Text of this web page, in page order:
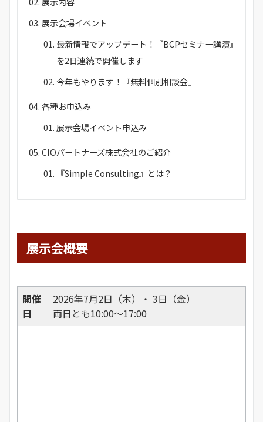
展示会場イベント
最新情報でアップデート！『BCPセミナー講演』
を2日連続で開催します
今年もやります！『無料個別相談会』
各種お申込み
展示会場イベント申込み
CIOパートナーズ株式会社のご紹介
『Simple Consulting』とは？
展示会概要
開催
日
2026年7月2日（木）・ 3日（金）
両日とも10:00～17:00